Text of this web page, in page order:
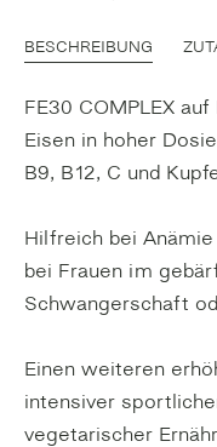
BESCHREIBUNG
FE30 COMPLEX
Eisen in hoher
B9, B12, C und
Hilfreich bei
bei Frauen im
Schwangerschaft
Einen weiteren
intensiver
vegetarischer